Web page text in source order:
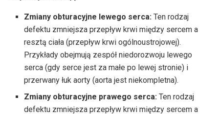
Zmiany obturacyjne lewego serca: Ten rodzaj
defektu zmniejsza przepływ krwi między sercem a
resztą ciała (przepływ krwi ogólnoustrojowej).
Przykłady obejmują zespół niedorozwoju lewego
serca (gdy serce jest za małe po lewej stronie) i
przerwany łuk aorty (aorta jest niekompletna).
Zmiany obturacyjne prawego serca: Ten rodzaj
defektu zmniejsza przepływ krwi między sercem a